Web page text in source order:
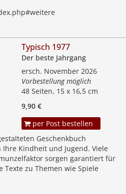
Typisch 1977
Der beste Jahrgang
ersch. November 2026
Vorbestellung möglich
48 Seiten, 15 x 16,5 cm
9,90 €
per Post bestellen
Geschenkbuch
Kindheit und Jugend. Viele
sorgen garantiert für
Texte zu Themen wie Spiele